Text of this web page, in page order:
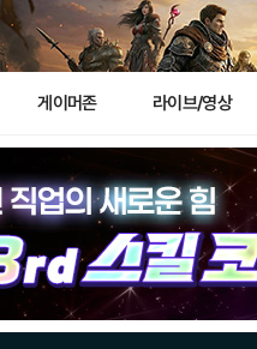
게이머존 라이브/영상